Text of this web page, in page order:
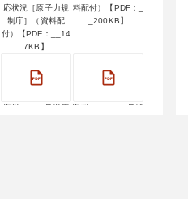
応状況［原子力規
制庁］（資料配
付）【PDF：__14
7KB】
料配付）【PDF：_
_200KB】
資料7-4：1号機原 資料7-5：1・3号機